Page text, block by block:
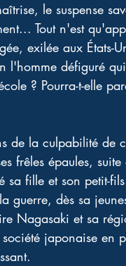
le suspense
Tout n'est
exilée aux États-
l'homme défiguré
? Pourra-t-elle
de la culpabilité de
frêles épaules,
fille et son petit-
guerre, dès sa
Nagasaki et sa
japonaise en